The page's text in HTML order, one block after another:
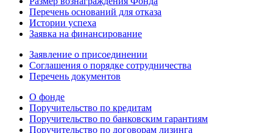
Перечень оснований для отказа
Истории успеха
Заявка на финансирование
Заявление о присоединении
Соглашения о порядке сотрудничества
Перечень документов
О фонде
Поручительство по кредитам
Поручительство по банковским гарантиям
Поручительство по договорам лизинга